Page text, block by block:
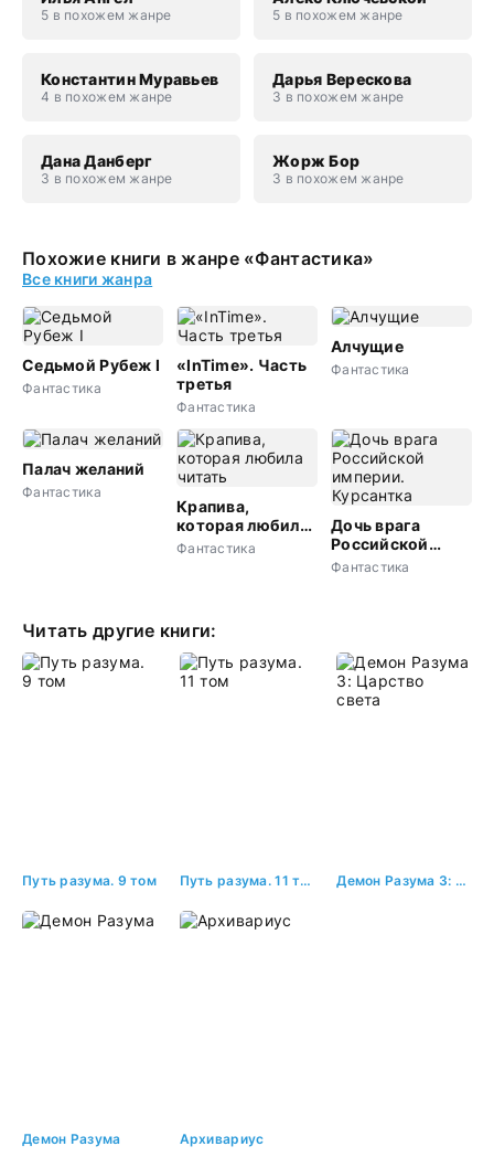
5 в похожем жанре 5 в похожем жанре
Константин Муравьев
4 в похожем жанре
Дарья Верескова
3 в похожем жанре
Дана Данберг
3 в похожем жанре
Жорж Бор
3 в похожем жанре
Похожие книги в жанре «Фантастика»
Все книги жанра
Седьмой Рубеж I
Фантастика
«InTime». Часть
третья
Фантастика
Алчущие
Фантастика
Палач желаний
Фантастика
Крапива,
которая любила
читать
Фантастика
Дочь врага
Российской
империи.
Фантастика
Читать другие книги:
Путь разума. 9 том Путь разума. 11 том Демон Разума 3: Царство света
Демон Разума Архивариус